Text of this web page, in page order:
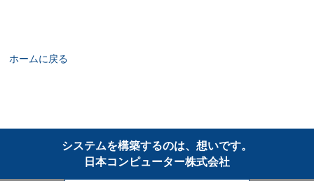
ホームに戻る
システムを構築するのは、想いです。
日本コンピューター株式会社